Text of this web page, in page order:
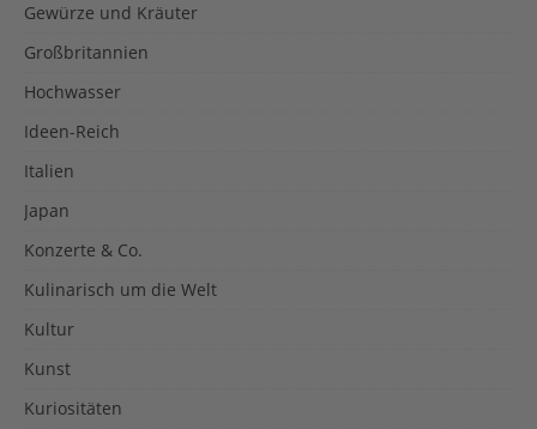
Gewürze und Kräuter
Großbritannien
Hochwasser
Ideen-Reich
Italien
Japan
Konzerte & Co.
Kulinarisch um die Welt
Kultur
Kunst
Kuriositäten